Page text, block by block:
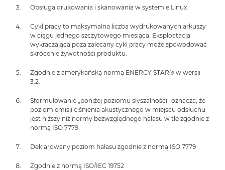
Obsługa drukowania i skanowania w systemie Linux
Cykl pracy to maksymalna liczba wydrukowanych arkuszy
w ciągu jednego szczytowego miesiąca. Eksploatacja
wykraczająca poza zalecany cykl pracy może spowodować
skrócenie żywotności produktu.
Zgodnie z amerykańską normą ENERGY STAR® w wersji
3.2.
Sformułowanie „poniżej poziomu słyszalności” oznacza, że
poziom emisji ciśnienia akustycznego w miejscu odsłuchu
jest niższy niż normy bezwzględnego hałasu w tle zgodnie z
normą ISO 7779.
Deklarowany poziom hałasu zgodnie z normą ISO 7779
Zgodnie z normą ISO/IEC 19752